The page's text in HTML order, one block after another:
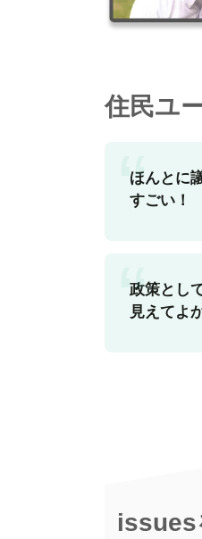
住民ユ
“
ほんとに
すごい！
“
政策とし
見えてよ
issues